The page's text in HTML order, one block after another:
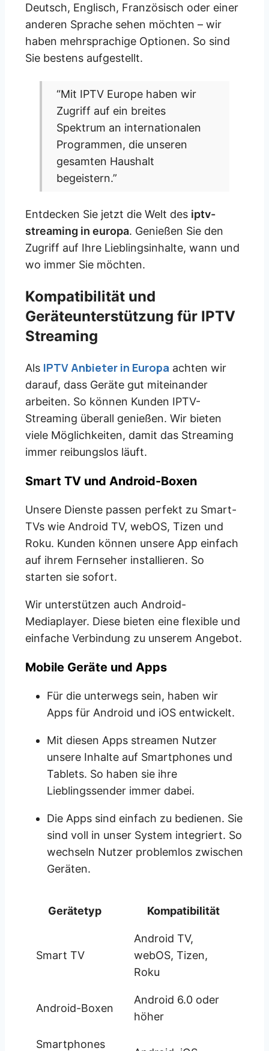
Deutsch, Englisch, Französisch oder einer
anderen Sprache sehen möchten – wir
haben mehrsprachige Optionen. So sind
Sie bestens aufgestellt.
“Mit IPTV Europe haben wir
Zugriff auf ein breites
Spektrum an internationalen
Programmen, die unseren
gesamten Haushalt
begeistern.”
Entdecken Sie jetzt die Welt des iptv-
streaming in europa. Genießen Sie den
Zugriff auf Ihre Lieblingsinhalte, wann und
wo immer Sie möchten.
Kompatibilität und
Geräteunterstützung für IPTV
Streaming
Als IPTV Anbieter in Europa achten wir
darauf, dass Geräte gut miteinander
arbeiten. So können Kunden IPTV-
Streaming überall genießen. Wir bieten
viele Möglichkeiten, damit das Streaming
immer reibungslos läuft.
Smart TV und Android-Boxen
Unsere Dienste passen perfekt zu Smart-
TVs wie Android TV, webOS, Tizen und
Roku. Kunden können unsere App einfach
auf ihrem Fernseher installieren. So
starten sie sofort.
Wir unterstützen auch Android-
Mediaplayer. Diese bieten eine flexible und
einfache Verbindung zu unserem Angebot.
Mobile Geräte und Apps
Für die unterwegs sein, haben wir
Apps für Android und iOS entwickelt.
Mit diesen Apps streamen Nutzer
unsere Inhalte auf Smartphones und
Tablets. So haben sie ihre
Lieblingssender immer dabei.
Die Apps sind einfach zu bedienen. Sie
sind voll in unser System integriert. So
wechseln Nutzer problemlos zwischen
Geräten.
Gerätetyp Kompatibilität
Smart TV
Android TV,
webOS, Tizen,
Roku
Android-Boxen
Android 6.0 oder
höher
Smartphones